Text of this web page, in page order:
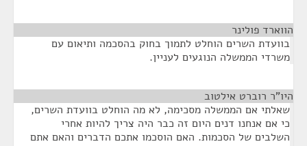
הווארד פולינר
בוועדת השרים הוחלט לתמוך בחוק בהסכמה ותיאום עם
משרדי הממשלה הנוגעים לעניין.
היו"ר רוברט אילטוב
שאלתי אם הממשלה מסכימה, לא מה הוחלט בוועדת השרים,
כי אם אנחנו דנים היום זה כבר היה צריך להיות אחרי
השלבים של הסכמות. האם הוסכמו אתכם הדברים והאם אתם